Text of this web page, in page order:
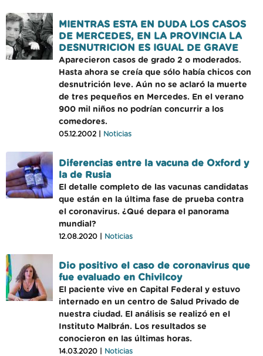
MIENTRAS ESTA EN DUDA LOS CASOS
DE MERCEDES, EN LA PROVINCIA LA
DESNUTRICION ES IGUAL DE GRAVE
Aparecieron casos de grado 2 o moderados.
Hasta ahora se creía que sólo había chicos con
desnutrición leve. Aún no se aclaró la muerte
de tres pequeños en Mercedes. En el verano
900 mil niños no podrían concurrir a los
comedores.
05.12.2002 | Noticias
Diferencias entre la vacuna de Oxford y
la de Rusia
El detalle completo de las vacunas candidatas
que están en la última fase de prueba contra
el coronavirus. ¿Qué depara el panorama
mundial?
12.08.2020 | Noticias
Dio positivo el caso de coronavirus que
fue evaluado en Chivilcoy
El paciente vive en Capital Federal y estuvo
internado en un centro de Salud Privado de
nuestra ciudad. El análisis se realizó en el
Instituto Malbrán. Los resultados se
conocieron en las últimas horas.
14.03.2020 | Noticias